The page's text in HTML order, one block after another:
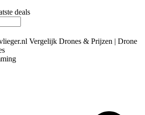
deals
Vergelijk Drones & Prijzen | Drone